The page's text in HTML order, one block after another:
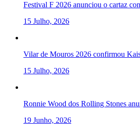
Festival F 2026 anunciou o cartaz
15 Julho, 2026
Vilar de Mouros 2026 confirmou
15 Julho, 2026
Ronnie Wood dos Rolling Stones
19 Junho, 2026